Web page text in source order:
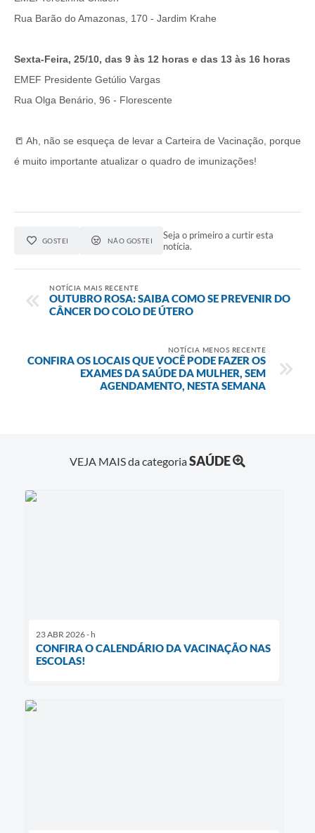
Rua Barão do Amazonas, 170 - Jardim Krahe
Sexta-Feira, 25/10, das 9 às 12 horas e das 13 às 16 horas
EMEF Presidente Getúlio Vargas
Rua Olga Benário, 96 - Florescente
📒 Ah, não se esqueça de levar a Carteira de Vacinação, porque
é muito importante atualizar o quadro de imunizações!
GOSTEI NÃO GOSTEI
Seja o primeiro a curtir esta
notícia.
NOTÍCIA MAIS RECENTE
OUTUBRO ROSA: SAIBA COMO SE PREVENIR DO
CÂNCER DO COLO DE ÚTERO
NOTÍCIA MENOS RECENTE
CONFIRA OS LOCAIS QUE VOCÊ PODE FAZER OS
EXAMES DA SAÚDE DA MULHER, SEM
AGENDAMENTO, NESTA SEMANA
VEJA MAIS da categoriaSAÚDE
23 ABR 2026 - h
CONFIRA O CALENDÁRIO DA VACINAÇÃO NAS
ESCOLAS!